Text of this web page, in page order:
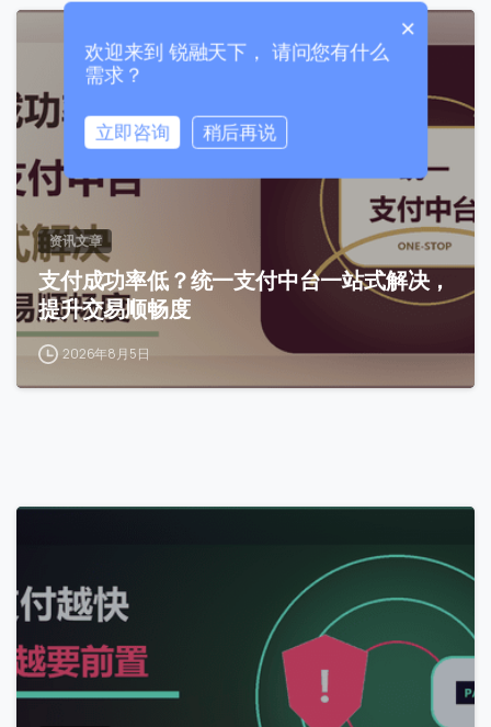
0
资讯文章
支付成功率低？统一支付中台一站式解决，
提升交易顺畅度
2026年8月5日
0 / 180
访问历史
×
欢迎来到 锐融天下， 请问您有什么
需求？
立即咨询 稍后再说